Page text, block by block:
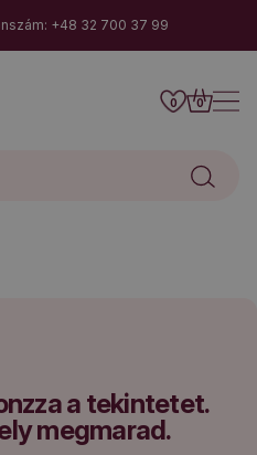
+48 32 700 37 99
0 0
a tekintetet.
megmarad.